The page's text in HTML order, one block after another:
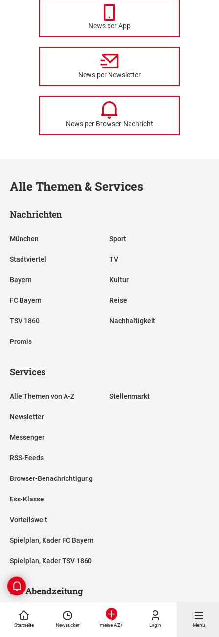
Startseite Newsticker meine AZ+ Login Menü
News per App
News per Newsletter
News per Browser-Nachricht
Alle Themen & Services
Nachrichten
München
Stadtviertel
Bayern
FC Bayern
TSV 1860
Promis
Sport
TV
Kultur
Reise
Nachhaltigkeit
Services
Alle Themen von A-Z
Newsletter
Messenger
RSS-Feeds
Browser-Benachrichtigung
Ess-Klasse
Vorteilswelt
Spielplan, Kader FC Bayern
Spielplan, Kader TSV 1860
Stellenmarkt
Die Abendzeitung
Autoren und Autorinnen Mediadaten